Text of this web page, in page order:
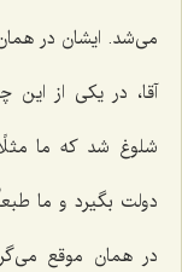
می‌شد. ایشان در همان
آقا، در یکی از این
شلوغ شد که ما
دولت بگیرد و ما
در همان موقع